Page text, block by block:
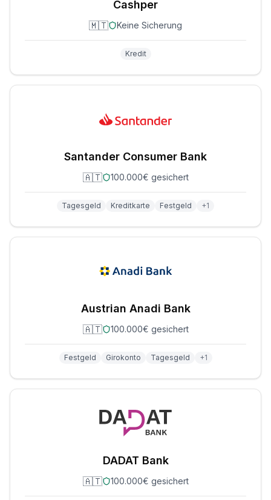
Cashper
🇲🇹 Keine Sicherung
Kredit
Santander Consumer Bank
🇦🇹 100.000€ gesichert
Tagesgeld Kreditkarte Festgeld +1
Austrian Anadi Bank
🇦🇹 100.000€ gesichert
Festgeld Girokonto Tagesgeld +1
DADAT Bank
🇦🇹 100.000€ gesichert